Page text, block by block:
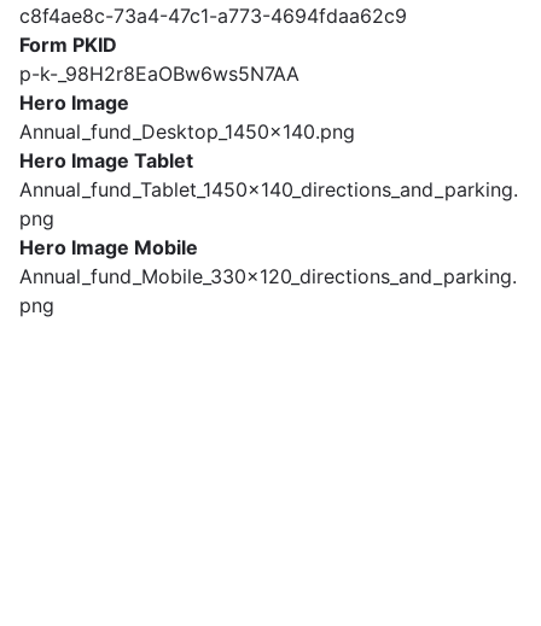
c8f4ae8c-73a4-47c1-a773-4694fdaa62c9
Form PKID
p-k-_98H2r8EaOBw6ws5N7AA
Hero Image
Annual_fund_Desktop_1450x140.png
Hero Image Tablet
Annual_fund_Tablet_1450x140_directions_and_parking.
png
Hero Image Mobile
Annual_fund_Mobile_330x120_directions_and_parking.
png